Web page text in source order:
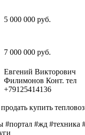
5 000 000 руб.
7 000 000 руб.
Евгений Викторович
Филимонов Конт. тел
+79125414136
#портал #жд #техника